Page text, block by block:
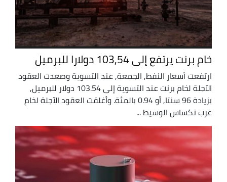
خام برنت يرتفع إلى 103,54 دولارا للبرميل
ارتفعت أسعار النفط, الجمعة, عند التسوية وصعدت العقود
الآجلة لخام برنت عند التسوية إلى 103.54 دولار للبرميل,
بزيادة 96 سنتا, أو 0.94 بالمئة. وأغلقت ‌العقود الآجلة لخام
غرب تكساس الوسيط ...